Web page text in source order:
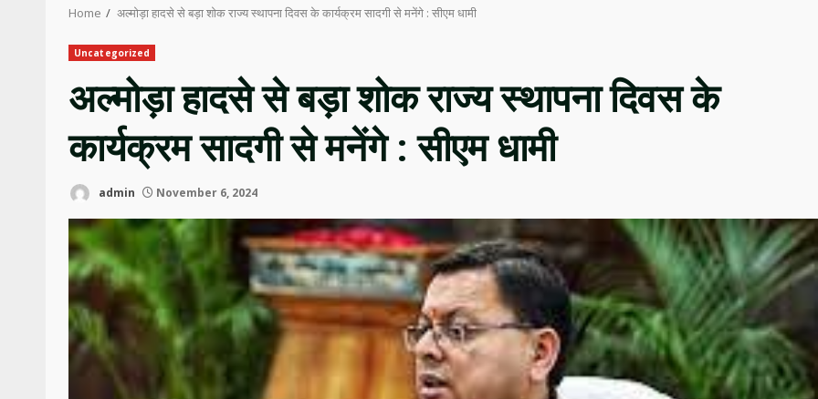
Home अल्मोड़ा हादसे से बड़ा शोक राज्य स्थापना दिवस के कार्यक्रम सादगी से मनेंगे : सीएम धामी
Uncategorized
अल्मोड़ा हादसे से बड़ा शोक राज्य स्थापना दिवस के
कार्यक्रम सादगी से मनेंगे : सीएम धामी
admin November 6, 2024